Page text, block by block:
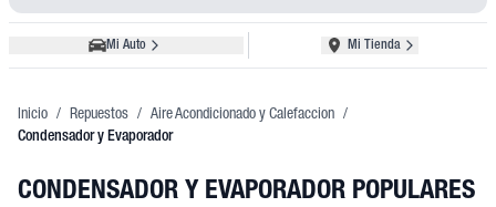
Mi Auto Mi Tienda
Inicio / Repuestos / Aire Acondicionado y Calefaccion /
Condensador y Evaporador
CONDENSADOR Y EVAPORADOR POPULARES